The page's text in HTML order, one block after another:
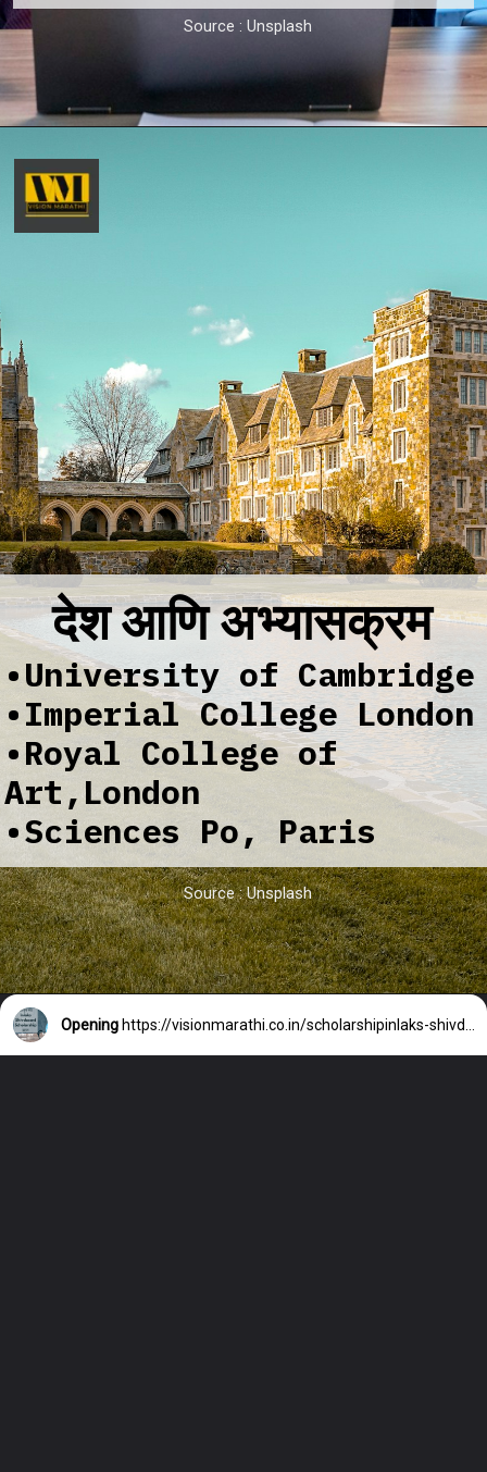
Source : Unsplash
देश आणि अभ्यासक्रम
•University of Cambridge
•Imperial College London
•Royal College of
Art,London
•Sciences Po, Paris
Source : Unsplash
Opening